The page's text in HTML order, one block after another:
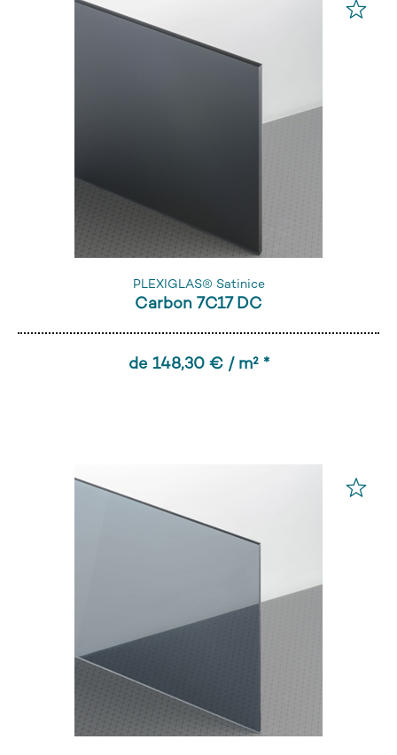
PLEXIGLAS® Satinice
Carbon 7C17 DC
de 148,30 € / m² *